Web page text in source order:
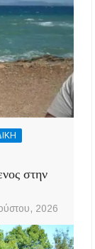
στην
2026